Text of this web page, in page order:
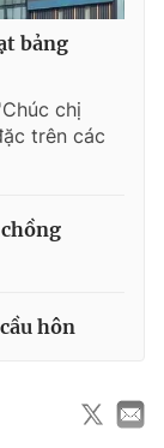
bảng
chị
trên các
hôn